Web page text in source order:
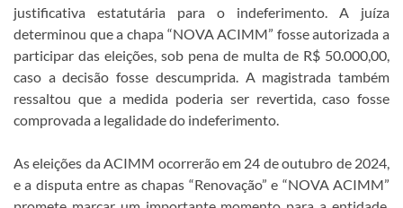
justificativa estatutária para o indeferimento. A juíza
determinou que a chapa “NOVA ACIMM” fosse autorizada a
participar das eleições, sob pena de multa de R$ 50.000,00,
caso a decisão fosse descumprida. A magistrada também
ressaltou que a medida poderia ser revertida, caso fosse
comprovada a legalidade do indeferimento.
As eleições da ACIMM ocorrerão em 24 de outubro de 2024,
e a disputa entre as chapas “Renovação” e “NOVA ACIMM”